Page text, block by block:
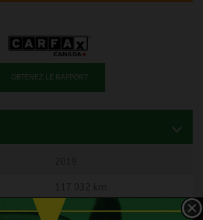
OBTENEZ LE RAPPORT
CVT